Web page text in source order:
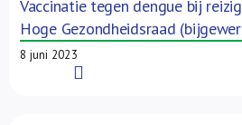
Vaccinatie tegen dengue bij
Hoge Gezondheidsraad
8 juni 2023